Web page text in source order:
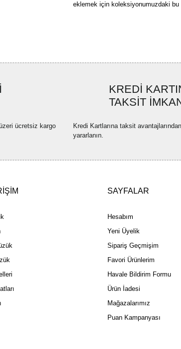
eklemek için koleksiyonumuzdaki bu
Ürün açıklamasında eksik
Ürün bilgilerinde hatalar
Bu ürüne benzer farklı
ücretsiz kargo
KREDİ
TAKSİT
Kredi Kartlarına taksit avantajlarından
yararlanın.
SAYFALAR
Hesabım
Yeni Üyelik
Sipariş Geçmişim
Favori Ürünlerim
Havale Bildirim Formu
Ürün İadesi
Mağazalarımız
Puan Kampanyası